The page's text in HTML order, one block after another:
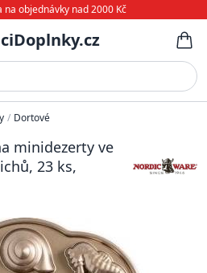
objednávky nad 2000 Kč
/ Dortové
minidezerty ve
23 ks,